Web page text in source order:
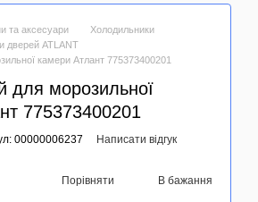
та аксесуари
Холодильники
дверей ATLANT
камери Атлант 775373400201
для морозильної
775373400201
00000006237 Написати відгук
Порівняти В бажання